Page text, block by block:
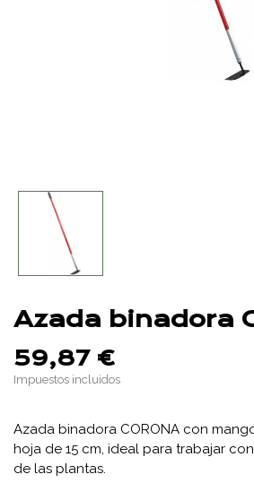
Azada binadora
59,87 €
Impuestos incluidos
Azada binadora CORONA con
hoja de 15 cm, ideal para trabajar
de las plantas.